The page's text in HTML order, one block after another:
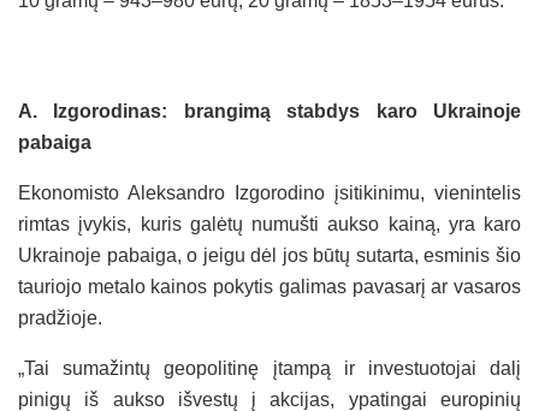
A. Izgorodinas: brangimą stabdys karo Ukrainoje
pabaiga
Ekonomisto Aleksandro Izgorodino įsitikinimu, vienintelis
rimtas įvykis, kuris galėtų numušti aukso kainą, yra karo
Ukrainoje pabaiga, o jeigu dėl jos būtų sutarta, esminis šio
tauriojo metalo kainos pokytis galimas pavasarį ar vasaros
pradžioje.
„Tai sumažintų geopolitinę įtampą ir investuotojai dalį
pinigų iš aukso išvestų į akcijas, ypatingai europinių